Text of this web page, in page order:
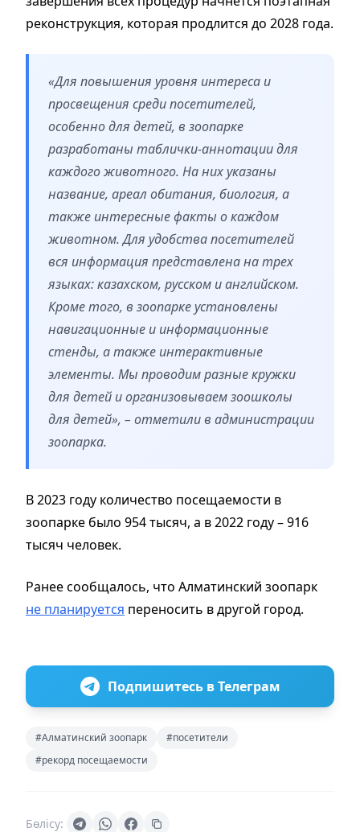
реконструкция, которая продлится до 2028 года.
«Для повышения уровня интереса и
просвещения среди посетителей,
особенно для детей, в зоопарке
разработаны таблички-аннотации для
каждого животного. На них указаны
название, ареал обитания, биология, а
также интересные факты о каждом
животном. Для удобства посетителей
вся информация представлена на трех
языках: казахском, русском и английском.
Кроме того, в зоопарке установлены
навигационные и информационные
стенды, а также интерактивные
элементы. Мы проводим разные кружки
для детей и организовываем зоошколы
для детей», – отметили в администрации
зоопарка.
В 2023 году количество посещаемости в
зоопарке было 954 тысяч, а в 2022 году – 916
тысяч человек.
Ранее сообщалось, что Алматинский зоопарк
не планируется переносить в другой город.
Подпишитесь в Телеграм
#Алматинский зоопарк
#посетители
#рекорд посещаемости
Бөлісу: